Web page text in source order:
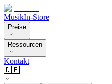
MusikIn-Store
Preise
Ressourcen
Kontakt
🇩🇪